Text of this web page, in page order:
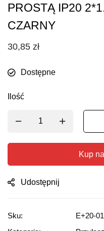
PROSTĄ IP20
CZARNY
30,85 zł
Dostępne
Ilość
Kup
Udostępnij
Sku:
E+20-